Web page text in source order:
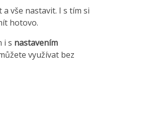
vše nastavit. I s tím si
hotovo.
i s nastavením
využívat bez